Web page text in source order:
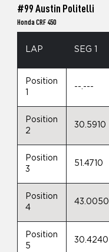
#99 Austin Politelli
Honda CRF 450
LAP SEG 1
Position
1
--.---
Position
2
30.5910
Position
3
51.4710
Position
4
43.0050
Position
5
30.4240